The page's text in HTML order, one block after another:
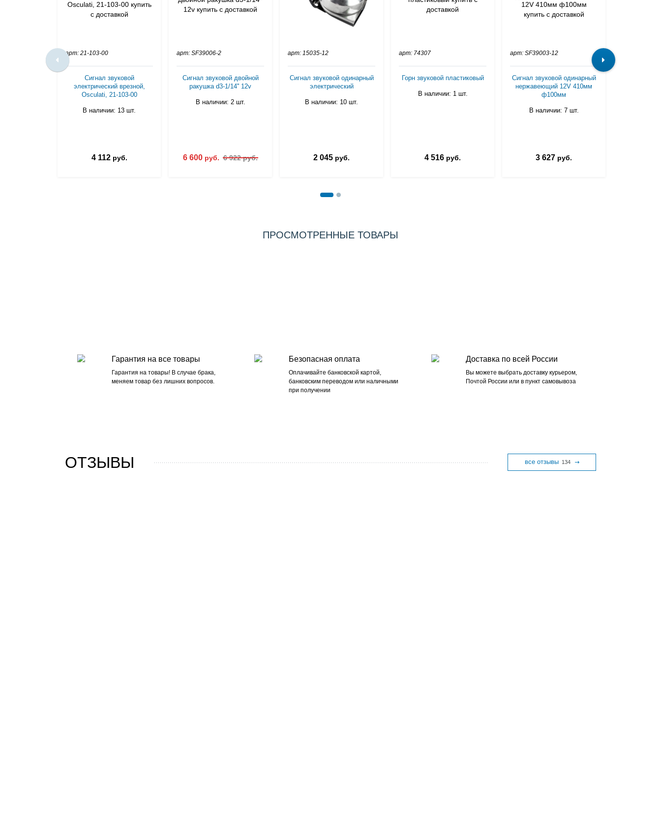
арт: 21-103-00
Сигнал звуковой
электрический врезной,
Osculati, 21-103-00
В наличии: 13 шт.
4 112руб.
арт: SF39006-2
Сигнал звуковой двойной
ракушка d3-1/14'' 12v
В наличии: 2 шт.
6 600 руб. 6 922 руб.
арт: 15035-12
Сигнал звуковой одинарный
электрический
В наличии: 10 шт.
2 045 руб.
арт: 74307
Горн звуковой пластиковый
В наличии: 1 шт.
4 516 руб.
арт: SF39003-12
Сигнал звуковой одинарный
нержавеющий 12V 410мм
ф100мм
В наличии: 7 шт.
3 627 руб.
ПРОСМОТРЕННЫЕ ТОВАРЫ
Гарантия на все товары
Гарантия на товары! В случае брака,
меняем товар без лишних вопросов.
Безопасная оплата
Оплачивайте банковской картой,
банковским переводом или наличными
при получении
Доставка по всей России
Вы можете выбрать доставку курьером,
Почтой России или в пункт самовывоза
ОТЗЫВЫ все отзывы 134